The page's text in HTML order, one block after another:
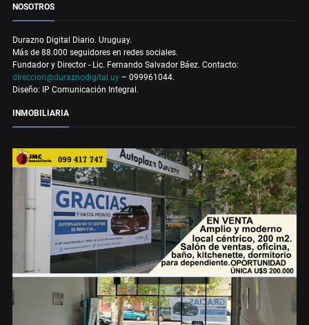
NOSOTROS
Durazno Digital Diario. Uruguay.
Más de 88.000 seguidores en redes sociales.
Fundador y Director - Lic. Fernando Salvador Báez. Contacto:
direccion@duraznodigital.uy – 099961044.
Diseño: IP Comunicación Integral.
INMOBILIARIA